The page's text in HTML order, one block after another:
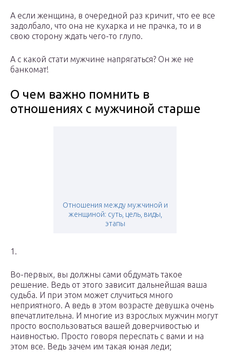
А если женщина, в очередной раз кричит, что ее все
задолбало, что она не кухарка и не прачка, то и в
свою сторону ждать чего-то глупо.
А с какой стати мужчине напрягаться? Он же не
банкомат!
О чем важно помнить в
отношениях с мужчиной старше
Отношения между мужчиной и
женщиной: суть, цель, виды,
этапы
1.
Во-первых, вы должны сами обдумать такое
решение. Ведь от этого зависит дальнейшая ваша
судьба. И при этом может случиться много
неприятного. А ведь в этом возрасте девушка очень
впечатлительна. И многие из взрослых мужчин могут
просто воспользоваться вашей доверчивостью и
наивностью. Просто говоря переспать с вами и на
этом все. Ведь зачем им такая юная леди;